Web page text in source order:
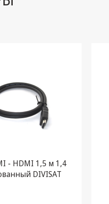
- HDMI 1,5 м 1,4
DIVISAT